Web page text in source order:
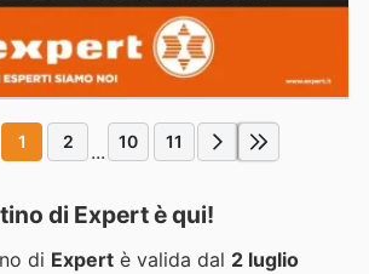
1 2 ... 10 11
di Expert è qui!
di Expert è valida dal 2 luglio